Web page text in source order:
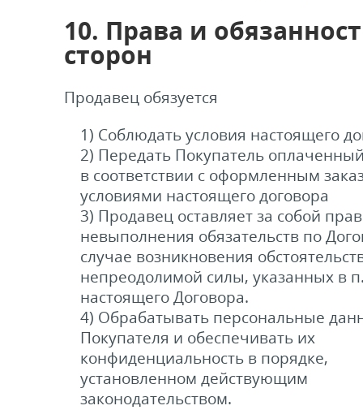
10. Права и
сторон
Продавец обязуется
1) Соблюдать условия настоящего
2) Передать Покупатель
в соответствии с оформленным
условиями настоящего договора
3) Продавец оставляет за собой
невыполнения обязательств по
случае возникновения
непреодолимой силы, указанных в
настоящего Договора.
4) Обрабатывать персональные
Покупателя и обеспечивать их
конфиденциальность в порядке,
установленном действующим
законодательством.